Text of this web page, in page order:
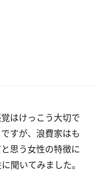
はけっこう大切で
すが、浪費家はも
思う女性の特徴に
聞いてみました。